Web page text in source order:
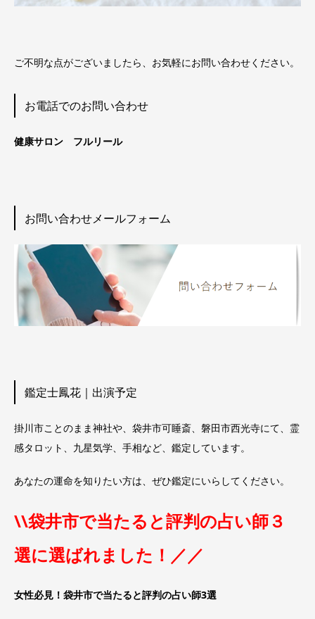
ご不明な点がございましたら、お気軽にお問い合わせください。
お電話でのお問い合わせ
健康サロン フルリール
お問い合わせメールフォーム
鑑定士鳳花｜出演予定
掛川市ことのまま神社や、袋井市可睡斎、磐田市西光寺にて、霊
感タロット、九星気学、手相など、鑑定しています。
あなたの運命を知りたい方は、ぜひ鑑定にいらしてください。
\\袋井市で当たると評判の占い師３
選に選ばれました！／／
女性必見！袋井市で当たると評判の占い師3選